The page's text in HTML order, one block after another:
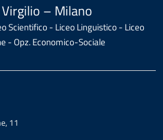
– Milano
Scientifico - Liceo Linguistico - Liceo
- Opz. Economico-Sociale
11